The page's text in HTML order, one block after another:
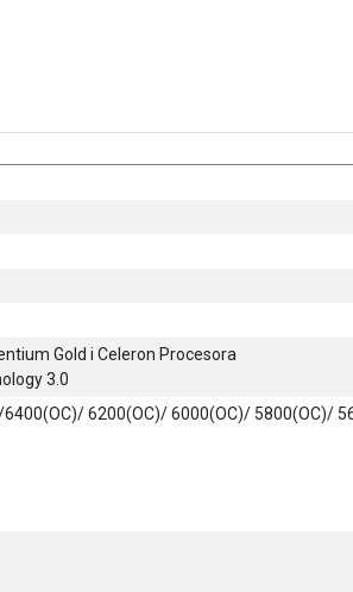
Gold i Celeron Procesora
3.0
6200(OC)/ 6000(OC)/ 5800(OC)/